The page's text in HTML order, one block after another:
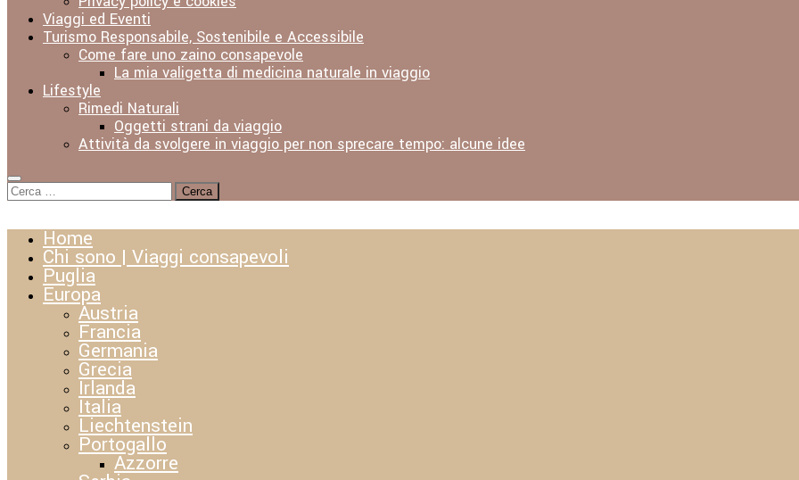
Viaggi ed Eventi
Turismo Responsabile, Sostenibile e Accessibile
Come fare uno zaino consapevole
La mia valigetta di medicina naturale in viaggio
Lifestyle
Rimedi Naturali
Oggetti strani da viaggio
Attività da svolgere in viaggio per non sprecare tempo: alcune idee
Ricerca
per:
Home
Chi sono | Viaggi consapevoli
Puglia
Europa
Austria
Francia
Germania
Grecia
Irlanda
Italia
Liechtenstein
Portogallo
Azzorre